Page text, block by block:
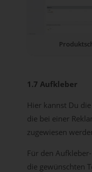
1.7 Aufkleber
Hier kannst Du
die bei einer
zugewiesen
Für den
die gewünschten